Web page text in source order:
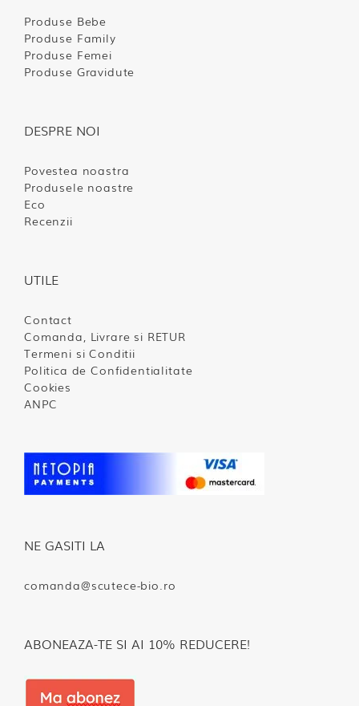
Produse Bebe
Produse Family
Produse Femei
Produse Gravidute
DESPRE NOI
Povestea noastra
Produsele noastre
Eco
Recenzii
UTILE
Contact
Comanda, Livrare si RETUR
Termeni si Conditii
Politica de Confidentialitate
Cookies
ANPC
NE GASITI LA
comanda@scutece-bio.ro
ABONEAZA-TE SI AI 10% REDUCERE!